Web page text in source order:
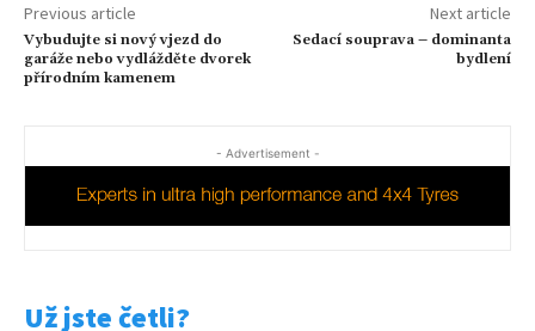
Previous article
Vybudujte si nový vjezd do
garáže nebo vydlážděte dvorek
přírodním kamenem
Next article
Sedací souprava – dominanta
bydlení
- Advertisement -
Už jste četli?